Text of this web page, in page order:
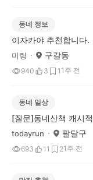
동네 정보
이자카야 추천합니다.
미링 구갈동
940 3 1 1주 전
동네 일상
[질문]동네산책 캐시
todayrun 팔달구
693 11 21주 전